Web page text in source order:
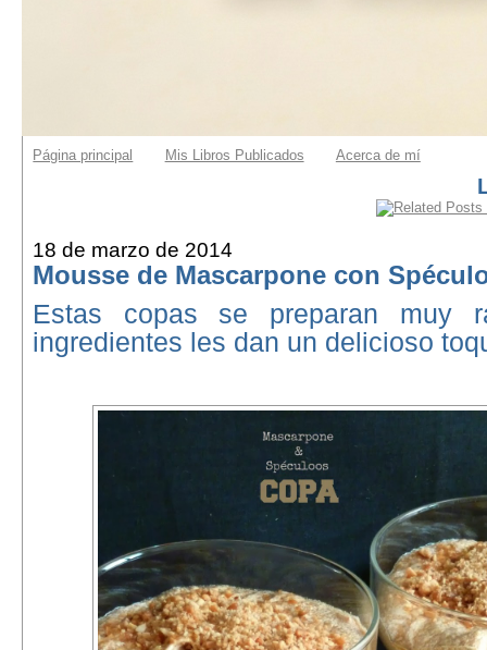
Página principal Mis Libros Publicados Acerca de mí
18 de marzo de 2014
Mousse de Mascarpone con
Estas copas se preparan
ingredientes les dan un delicioso